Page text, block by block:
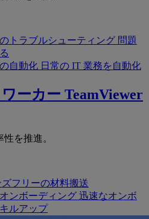
トラブルシューティング 問題
自動化 日常の IT 業務を自動化
ーカー TeamViewer
を推進。
フリーの材料搬送
ンボーディング 迅速なオンボ
ルアップ